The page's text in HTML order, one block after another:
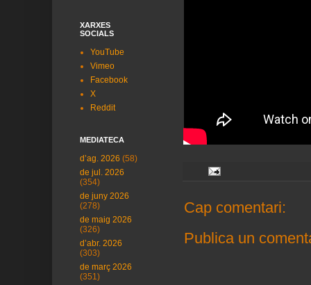
Cap comentari:
Publica un
XARXES
SOCIALS
YouTube
Vimeo
Facebook
X
Reddit
MEDIATECA
d’ag. 2026 (58)
de jul. 2026
(354)
de juny 2026
(278)
de maig 2026
(326)
d’abr. 2026
(303)
de març 2026
(351)